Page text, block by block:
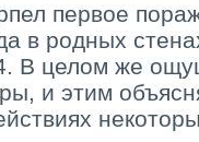
первое
в родных
В целом же
и этим